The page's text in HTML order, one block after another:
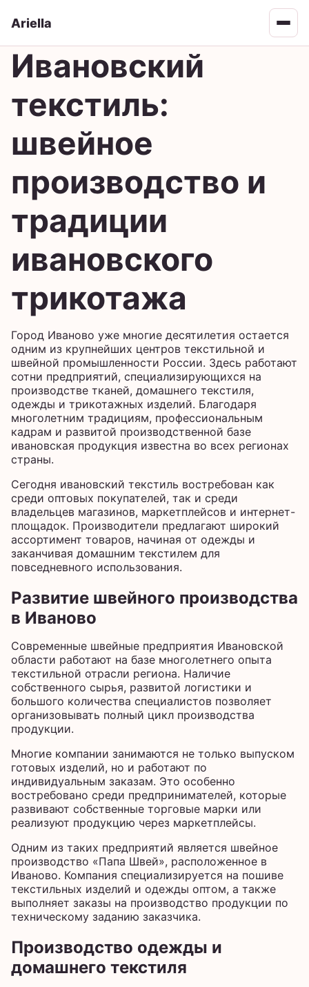
Ariella Open
Ивановский
текстиль:
швейное
производство и
традиции
ивановского
трикотажа
Город Иваново уже многие десятилетия остается
одним из крупнейших центров текстильной и
швейной промышленности России. Здесь работают
сотни предприятий, специализирующихся на
производстве тканей, домашнего текстиля,
одежды и трикотажных изделий. Благодаря
многолетним традициям, профессиональным
кадрам и развитой производственной базе
ивановская продукция известна во всех регионах
страны.
Сегодня ивановский текстиль востребован как
среди оптовых покупателей, так и среди
владельцев магазинов, маркетплейсов и интернет-
площадок. Производители предлагают широкий
ассортимент товаров, начиная от одежды и
заканчивая домашним текстилем для
повседневного использования.
Развитие швейного производства
в Иваново
Современные швейные предприятия Ивановской
области работают на базе многолетнего опыта
текстильной отрасли региона. Наличие
собственного сырья, развитой логистики и
большого количества специалистов позволяет
организовывать полный цикл производства
продукции.
Многие компании занимаются не только выпуском
готовых изделий, но и работают по
индивидуальным заказам. Это особенно
востребовано среди предпринимателей, которые
развивают собственные торговые марки или
реализуют продукцию через маркетплейсы.
Одним из таких предприятий является швейное
производство «Папа Швей», расположенное в
Иваново. Компания специализируется на пошиве
текстильных изделий и одежды оптом, а также
выполняет заказы на производство продукции по
техническому заданию заказчика.
Производство одежды и
домашнего текстиля